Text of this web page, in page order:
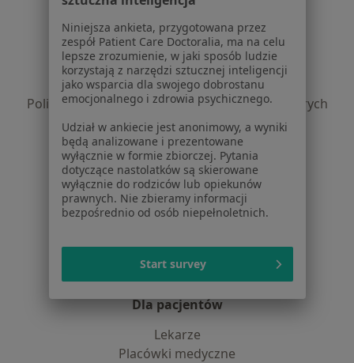
Regulamin
Polityka prywatności pacjentów
Polityka prywatności profesjonalistów
Polityka prywatności dla profesjonalistów, których
dane pozyskaliśmy samodzielnie
Polityka cookies
Jak działają wyniki wyszukiwania
Dostępność
O nas
Praca Rekrutujemy!
Kontakt
Dla pacjentów
Lekarze
Placówki medyczne
Niniejsza ankieta, przygotowana przez
zespół Patient Care Doctoralia, ma na celu
lepsze zrozumienie, w jaki sposób ludzie
korzystają z narzędzi sztucznej inteligencji
jako wsparcia dla swojego dobrostanu
emocjonalnego i zdrowia psychicznego.
Udział w ankiecie jest anonimowy, a wyniki
będą analizowane i prezentowane
wyłącznie w formie zbiorczej. Pytania
dotyczące nastolatków są skierowane
wyłącznie do rodziców lub opiekunów
prawnych. Nie zbieramy informacji
bezpośrednio od osób niepełnoletnich.
Start survey